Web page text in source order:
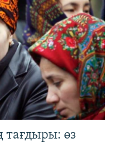
тағдыры: өз